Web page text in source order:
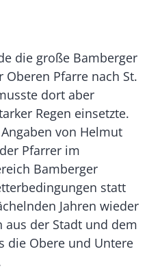
die große Bamberger
Pfarre nach St.
dort aber
Regen einsetzte.
von Helmut
Pfarrer im
Bamberger
statt
Jahren wieder
aus der Stadt und dem
die Obere und Untere